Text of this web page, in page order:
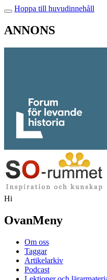
Hoppa till huvudinnehåll
ANNONS
Hi
OvanMeny
Om oss
Taggar
Artikelarkiv
Podcast